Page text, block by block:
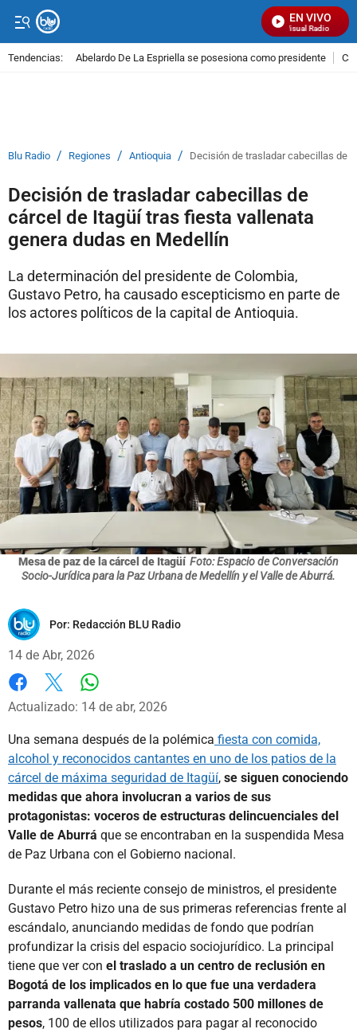
EN VIVO
Señal Visual Radio
Tendencias: Abelardo De La Espriella se posesiona como presidente
Blu Radio / Regiones / Antioquia / Decisión de trasladar cabecillas de
Decisión de trasladar cabecillas de
cárcel de Itagüí tras fiesta vallenata
genera dudas en Medellín
La determinación del presidente de Colombia,
Gustavo Petro, ha causado escepticismo en parte de
los actores políticos de la capital de Antioquia.
Mesa de paz de la cárcel de Itagüí Foto: Espacio de Conversación
Socio-Jurídica para la Paz Urbana de Medellín y el Valle de Aburrá.
Por: Redacción BLU Radio
14 de Abr, 2026
Facebook
X
Actualizado: 14 de abr, 2026
Una semana después de la polémica fiesta con comida,
alcohol y reconocidos cantantes en uno de los patios de la
cárcel de máxima seguridad de Itagüí, se siguen conociendo
medidas que ahora involucran a varios de sus
protagonistas: voceros de estructuras delincuenciales del
Valle de Aburrá que se encontraban en la suspendida Mesa
de Paz Urbana con el Gobierno nacional.
Durante el más reciente consejo de ministros, el presidente
Gustavo Petro hizo una de sus primeras referencias frente al
escándalo, anunciando medidas de fondo que podrían
profundizar la crisis del espacio sociojurídico. La principal
tiene que ver con el traslado a un centro de reclusión en
Bogotá de los implicados en lo que fue una verdadera
parranda vallenata que habría costado 500 millones de
pesos, 100 de ellos utilizados para pagar al reconocido